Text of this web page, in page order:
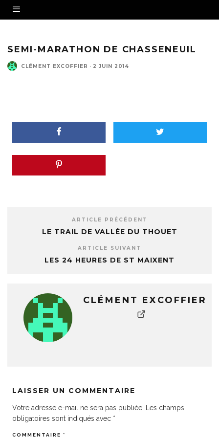
SEMI-MARATHON DE CHASSENEUIL
CLÉMENT EXCOFFIER · 2 JUIN 2014
ARTICLE PRÉCÉDENT
LE TRAIL DE VALLÉE DU THOUET
ARTICLE SUIVANT
LES 24 HEURES DE ST MAIXENT
CLÉMENT EXCOFFIER
LAISSER UN COMMENTAIRE
Votre adresse e-mail ne sera pas publiée.
Les champs
obligatoires sont indiqués avec *
COMMENTAIRE *